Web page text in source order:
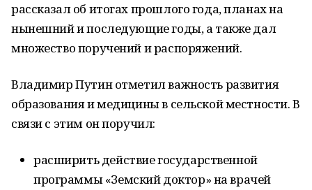
рассказал об итогах прошлого года, планах на
нынешний и последующие годы, а также дал
множество поручений и распоряжений.
Владимир Путин отметил важность развития
образования и медицины в сельской местности. В
связи с этим он поручил:
расширить действие государственной
программы «Земский доктор» на врачей